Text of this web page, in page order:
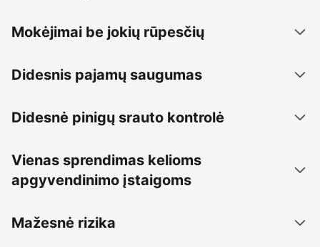
Mokėjimai be jokių rūpesčių
Didesnis pajamų saugumas
Didesnė pinigų srauto kontrolė
Vienas sprendimas kelioms
apgyvendinimo įstaigoms
Mažesnė rizika